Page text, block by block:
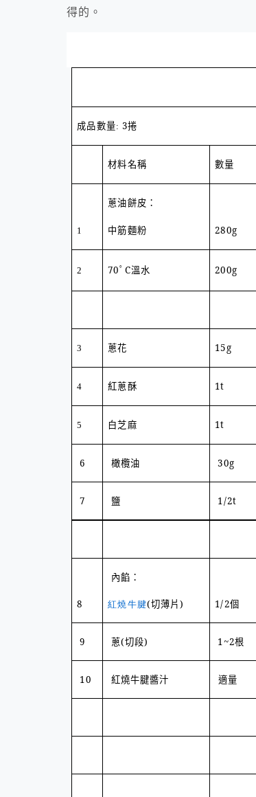
得的。
成品數量: 3捲
材料名稱 數量
1
蔥油餅皮：
中筋麵粉 280g
2 70ﾟ C溫水 200g
3 蔥花 15g
4 紅蔥酥 1t
5 白芝麻 1t
6 橄欖油 30g
7 鹽 1/2t
8
內餡：
紅燒牛腱(切薄片) 1/2個
9 蔥(切段) 1~2根
10 紅燒牛腱醬汁 適量